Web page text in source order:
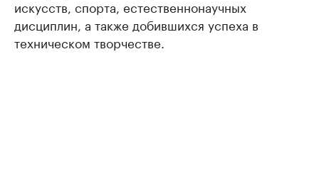
искусств, спорта, естественнонаучных
дисциплин, а также добившихся успеха в
техническом творчестве.